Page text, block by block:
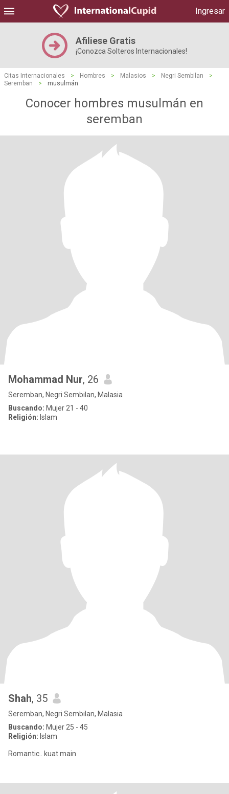
Ingresar
Afiliese Gratis
¡Conozca Solteros Internacionales!
Citas Internacionales > Hombres > Malasios > Negri Sembilan
>
Seremban
> musulmán
Conocer hombres musulmán en
seremban
Mohammad Nur, 26
Seremban, Negri Sembilan, Malasia
Buscando: Mujer 21 - 40
Religión: Islam
Shah, 35
Seremban, Negri Sembilan, Malasia
Buscando: Mujer 25 - 45
Religión: Islam
Romantic.. kuat main